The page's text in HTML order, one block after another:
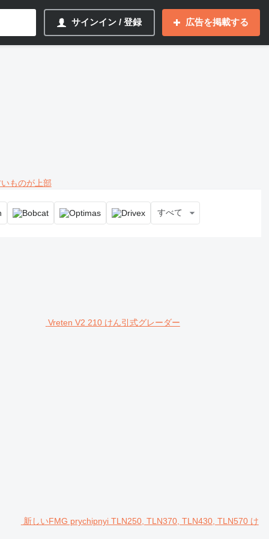
サインイン / 登録 広告を掲載する
ものが上部
すべて
Vreten V2 210 けん引式グレーダー
新しいFMG prychipnyi TLN250, TLN370, TLN430, TLN570 け